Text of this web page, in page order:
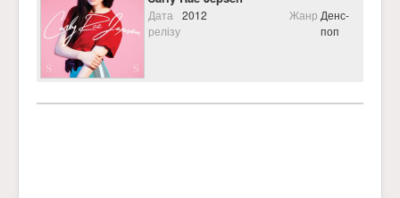
Дата
релізу
2012 Жанр Денс-
поп